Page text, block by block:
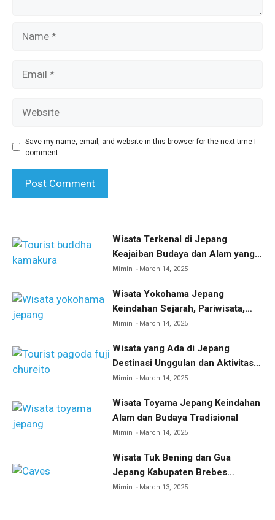
Save my name, email, and website in this browser for the next time I
comment.
Wisata Terkenal di Jepang
Keajaiban Budaya dan Alam yang
Menakjubkan
Mimin March 14, 2025
Wisata Yokohama Jepang
Keindahan Sejarah, Pariwisata,
dan Kuliner
Mimin March 14, 2025
Wisata yang Ada di Jepang
Destinasi Unggulan dan Aktivitas
Menarik
Mimin March 14, 2025
Wisata Toyama Jepang Keindahan
Alam dan Budaya Tradisional
Mimin March 14, 2025
Wisata Tuk Bening dan Gua
Jepang Kabupaten Brebes
Eksplorasi Wisata Sejarah dan
Mimin March 13, 2025